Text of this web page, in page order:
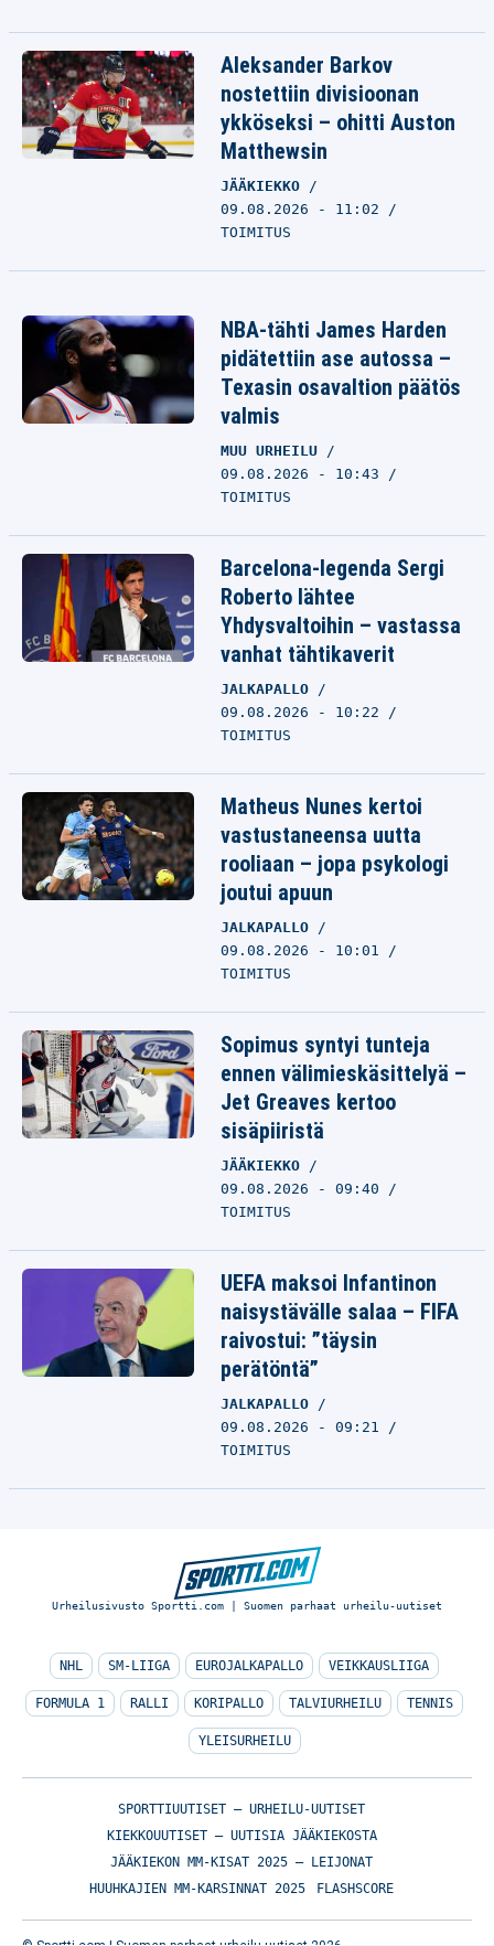
Aleksander Barkov
nostettiin divisioonan
ykköseksi – ohitti Auston
Matthewsin
JÄÄKIEKKO
09.08.2026 - 11:02
TOIMITUS
NBA-tähti James Harden
pidätettiin ase autossa –
Texasin osavaltion päätös
valmis
MUU URHEILU
09.08.2026 - 10:43
TOIMITUS
Barcelona-legenda Sergi
Roberto lähtee
Yhdysvaltoihin – vastassa
vanhat tähtikaverit
JALKAPALLO
09.08.2026 - 10:22
TOIMITUS
Matheus Nunes kertoi
vastustaneensa uutta
rooliaan – jopa psykologi
joutui apuun
JALKAPALLO
09.08.2026 - 10:01
TOIMITUS
Sopimus syntyi tunteja
ennen välimieskäsittelyä –
Jet Greaves kertoo
sisäpiiristä
JÄÄKIEKKO
09.08.2026 - 09:40
TOIMITUS
UEFA maksoi Infantinon
naisystävälle salaa – FIFA
raivostui: ”täysin
perätöntä”
JALKAPALLO
09.08.2026 - 09:21
TOIMITUS
Urheilusivusto Sportti.com | Suomen parhaat urheilu-uutiset
NHL SM-LIIGA EUROJALKAPALLO VEIKKAUSLIIGA
FORMULA 1 RALLI KORIPALLO TALVIURHEILU TENNIS
YLEISURHEILU
SPORTTIUUTISET – URHEILU-UUTISET
KIEKKOUUTISET – UUTISIA JÄÄKIEKOSTA
JÄÄKIEKON MM-KISAT 2025 – LEIJONAT
HUUHKAJIEN MM-KARSINNAT 2025
FLASHSCORE